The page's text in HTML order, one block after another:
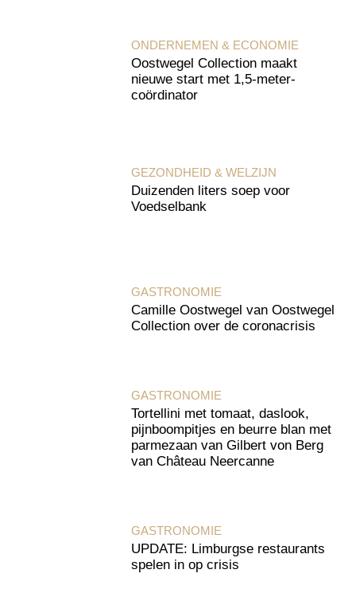
ONDERNEMEN & ECONOMIE
Oostwegel Collection maakt
nieuwe start met 1,5-meter-
coördinator
GEZONDHEID & WELZIJN
Duizenden liters soep voor
Voedselbank
GASTRONOMIE
Camille Oostwegel van Oostwegel
Collection over de coronacrisis
GASTRONOMIE
Tortellini met tomaat, daslook,
pijnboompitjes en beurre blan met
parmezaan van Gilbert von Berg
van Château Neercanne
GASTRONOMIE
UPDATE: Limburgse restaurants
spelen in op crisis